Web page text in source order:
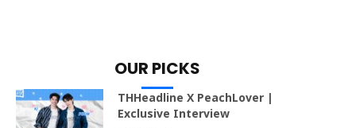
OUR PICKS
THHeadline X PeachLover |
Exclusive Interview